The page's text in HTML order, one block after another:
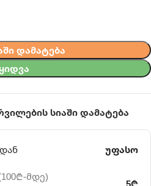
ᲓᲐᲛᲐᲢᲔᲑᲐ
სიაში დამატება
მდე)
უფასო